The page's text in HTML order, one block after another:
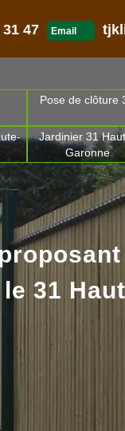
47 Email
Pose de clôture
Jardinier 31
Garonne
31